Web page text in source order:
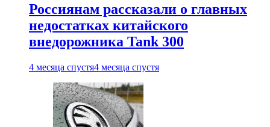
Россиянам рассказали о главных
недостатках китайского
внедорожника Tank 300
4 месяца спустя4 месяца спустя